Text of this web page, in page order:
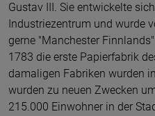
Gustav III. Sie entwickelte
Industriezentrum und wurde
gerne "Manchester
1783 die erste Papierfabrik
damaligen Fabriken wurden
wurden zu neuen Zwecken
215.000 Einwohner in der